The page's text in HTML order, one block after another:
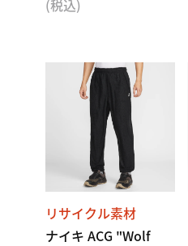
(税込)
リサイクル素材
ナイキ ACG "Wolf